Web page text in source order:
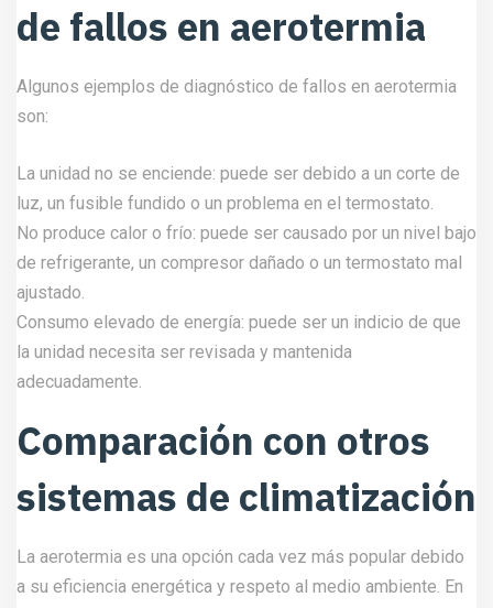
de fallos en aerotermia
Algunos ejemplos de diagnóstico de fallos en aerotermia
son:
La unidad no se enciende: puede ser debido a un corte de
luz, un fusible fundido o un problema en el termostato.
No produce calor o frío: puede ser causado por un nivel bajo
de refrigerante, un compresor dañado o un termostato mal
ajustado.
Consumo elevado de energía: puede ser un indicio de que
la unidad necesita ser revisada y mantenida
adecuadamente.
Comparación con otros
sistemas de climatización
La aerotermia es una opción cada vez más popular debido
a su eficiencia energética y respeto al medio ambiente. En